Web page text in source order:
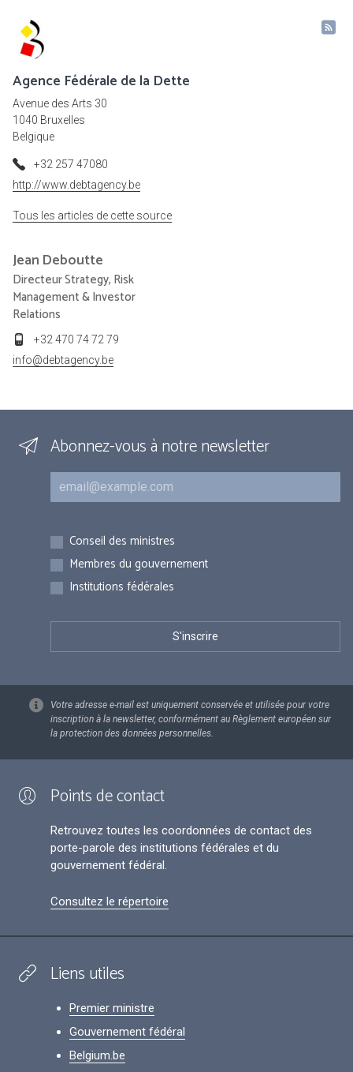
Agence Fédérale de la Dette
Avenue des Arts 30
1040 Bruxelles
Belgique
+32 257 47080
http://www.debtagency.be
Tous les articles de cette source
Jean Deboutte
Directeur Strategy, Risk
Management & Investor
Relations
+32 470 74 72 79
info@debtagency.be
Abonnez-vous à notre newsletter
Courriel
Inscriptions
Conseil des ministres
Membres du gouvernement
Institutions fédérales
Votre adresse e-mail est uniquement conservée et utilisée pour votre
inscription à la newsletter, conformément au Règlement européen sur
la protection des données personnelles.
Points de contact
Retrouvez toutes les coordonnées de contact des
porte-parole des institutions fédérales et du
gouvernement fédéral.
Consultez le répertoire
Liens utiles
Premier ministre
Gouvernement fédéral
Belgium.be